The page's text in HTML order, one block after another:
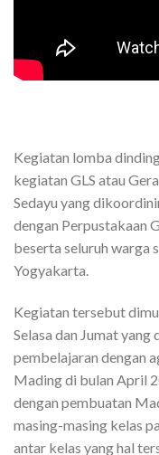
Kegiatan lomba
kegiatan GLS atau
Sedayu yang
dengan Perpustakaan
beserta seluruh warga
Yogyakarta.
Kegiatan tersebut
Selasa dan Jumat yang
pembelajaran dengan
Mading di bulan April
dengan pembuatan
masing-masing kelas
antar kelas yang hal